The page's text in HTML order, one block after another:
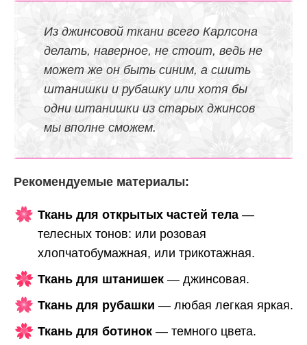
Из джинсовой ткани всего Карлсона
делать, наверное, не стоит, ведь не
может же он быть синим, а сшить
штанишки и рубашку или хотя бы
одни штанишки из старых джинсов
мы вполне сможем.
Рекомендуемые материалы:
Ткань для открытых частей тела —
телесных тонов: или розовая
хлопчатобумажная, или трикотажная.
Ткань для штанишек — джинсовая.
Ткань для рубашки — любая легкая яркая.
Ткань для ботинок — темного цвета.